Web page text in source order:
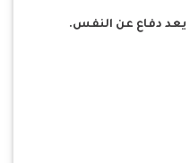
يعد دفاع عن النفس.